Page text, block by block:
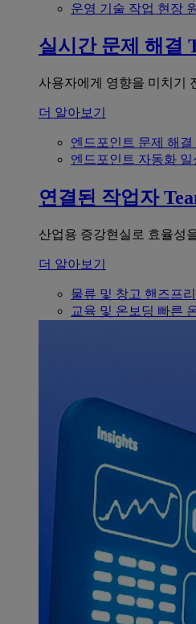
운영 기술 작업 현장
실시간 문제 해결
사용자에게 영향을 미치기
더 알아보기
엔드포인트 문제 해결
엔드포인트 자동화 일
연결된 작업자
산업용 증강현실로 효율성
더 알아보기
물류 및 창고 핸즈프
교육 및 온보딩 빠른